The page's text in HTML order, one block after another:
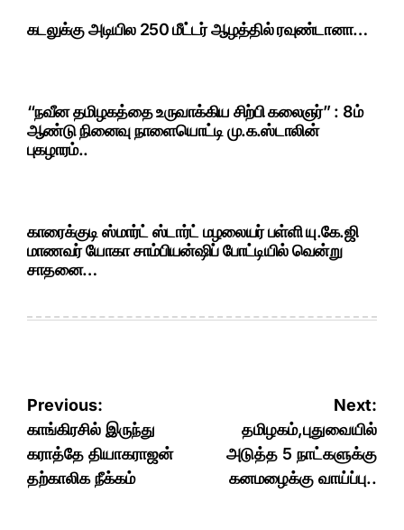
கடலுக்கு அடியில 250 மீட்டர் ஆழத்தில் ரவுண்டானா…
“நவீன தமிழகத்தை உருவாக்கிய சிற்பி கலைஞர்” : 8ம்
ஆண்டு நினைவு நாளையொட்டி மு.க.ஸ்டாலின்
புகழாரம்..
காரைக்குடி ஸ்மார்ட் ஸ்டார்ட் மழலையர் பள்ளி யு.கே.ஜி
மாணவர் யோகா சாம்பியன்ஷிப் போட்டியில் வென்று
சாதனை…
Post
navigation
Previous:
காங்கிரசில் இருந்து
கராத்தே தியாகராஜன்
தற்காலிக நீக்கம்
Next:
தமிழகம்,புதுவையில்
அடுத்த 5 நாட்களுக்கு
கனமழைக்கு வாய்ப்பு..